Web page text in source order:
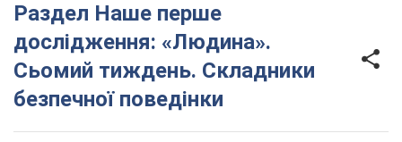
Раздел Наше перше
дослідження: «Людина».
Сьомий тиждень. Складники
безпечної поведінки